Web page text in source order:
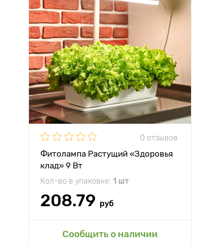
0 отзывов
Фитолампа Растущий «Здоровья
клад» 9 Вт
Кол-во в упаковке: 1 шт
208.79 руб
Сообщить о наличии